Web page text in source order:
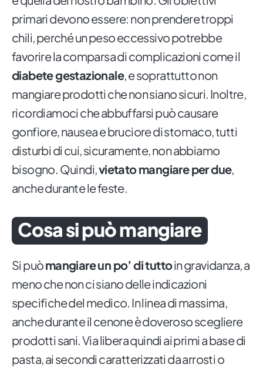
primari devono essere: non prendere troppi
chili, perché un peso eccessivo potrebbe
favorire la comparsa di complicazioni come il
diabete gestazionale, e soprattutto non
mangiare prodotti che non siano sicuri. Inoltre,
ricordiamoci che abbuffarsi può causare
gonfiore, nausea e bruciore di stomaco, tutti
disturbi di cui, sicuramente, non abbiamo
bisogno. Quindi,vietato mangiare per due,
anche durante le feste.
Cosa si può mangiare
Si puòmangiare un po’ di tuttoin gravidanza, a
meno che non ci siano delle indicazioni
specifiche del medico. In linea di massima,
anche durante il cenone è doveroso scegliere
prodotti sani. Via libera quindi ai primi a base di
pasta, ai secondi caratterizzati da arrosti o